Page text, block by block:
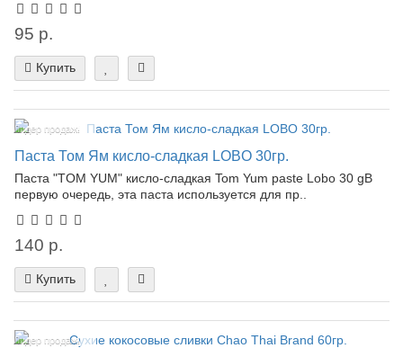
95 р.
Купить
Лидер продаж!
Паста Том Ям кисло-сладкая LOBO 30гр.
Паста "TOM YUM" кисло-сладкая Tom Yum paste Lobo 30 gВ
первую очередь, эта паста используется для пр..
140 р.
Купить
Лидер продаж!